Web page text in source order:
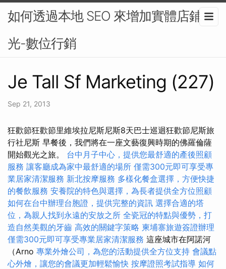
如何透過本地 SEO 來增加實體店鋪曝
光-數位行銷
Je Tall Sf Marketing (227)
Sep 21, 2013
狂歡節狂歡節里維埃拉尼斯尼斯8天巴士巡迴狂歡節尼斯旅
行社尼斯 早餐後，我們將在一座文藝復興時期的佛羅倫薩
開始觀光之旅。 台中月子中心，提供您最舒適的產後照顧
服務 讓客廳成為家中最舒適的場所 僅需300元即可享受專
業居家清潔服務 新北按摩服務 多樣化餐盒選擇，方便快捷
的餐飲服務 安養院的特色與選擇，為長者提供全方位照顧
如何在台中辦理台胞證，提供完整的資訊 選擇合適的塔
位，為親人找到永遠的安放之所 全瓷冠的特點與優勢，打
造自然美觀的牙齒 高效的關鍵字策略 柬埔寨旅遊簽證辦理
僅需300元即可享受專業居家清潔服務 這座城市在阿諾河
（Arno 專業外燴公司，為您的活動提供全方位支持 會議點
心外燴，讓您的會議更加輕鬆愉快 按摩證照考試指導 如何